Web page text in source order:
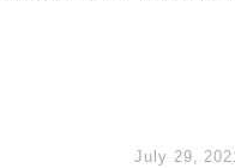
July 29, 2021